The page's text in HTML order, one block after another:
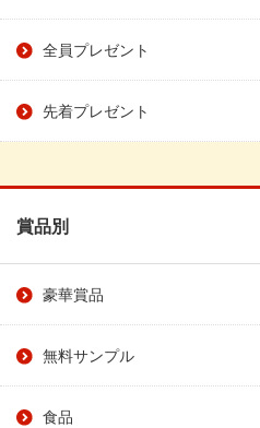
全員プレゼント
先着プレゼント
賞品別
豪華賞品
無料サンプル
食品